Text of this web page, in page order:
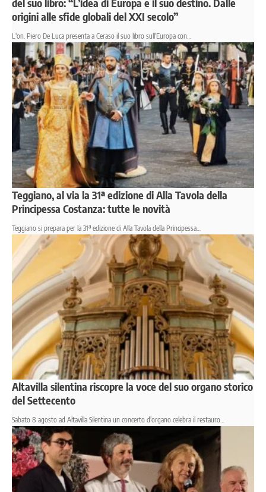
origini alle sfide globali del XXI secolo”
L'on. Piero De Luca presenta a Ceraso il suo libro sull'Europa con…
Teggiano, al via la 31ª edizione di Alla Tavola della
Principessa Costanza: tutte le novità
Teggiano si prepara per la 31ª edizione di Alla Tavola della Principessa…
Altavilla silentina riscopre la voce del suo organo storico
del Settecento
Sabato 8 agosto ad Altavilla Silentina un concerto d'organo celebra il restauro…